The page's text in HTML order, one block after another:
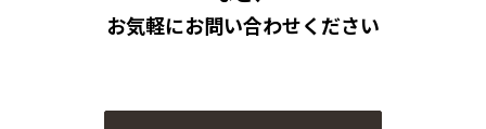
お気軽にお問い合わせください